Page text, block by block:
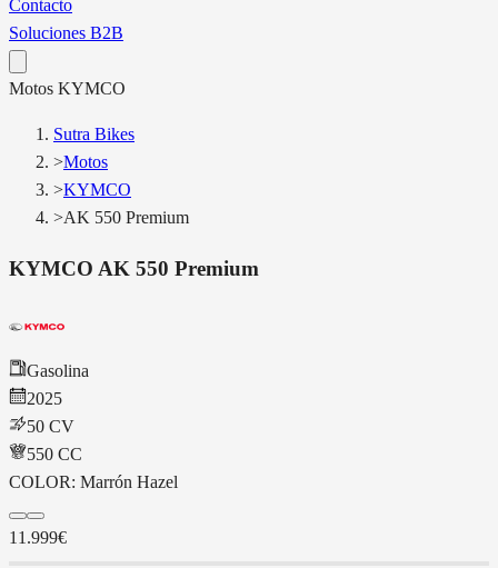
Contacto
Soluciones B2B
Motos KYMCO
Sutra Bikes
>Motos
>KYMCO
>AK 550 Premium
KYMCO AK 550 Premium
Gasolina
2025
50 CV
550 CC
COLOR: Marrón Hazel
11.999€